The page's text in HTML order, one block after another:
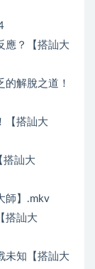
應？【搭訕大
的解脫之道！
【搭訕大
搭訕大
師】.mkv
搭訕大
未知【搭訕大